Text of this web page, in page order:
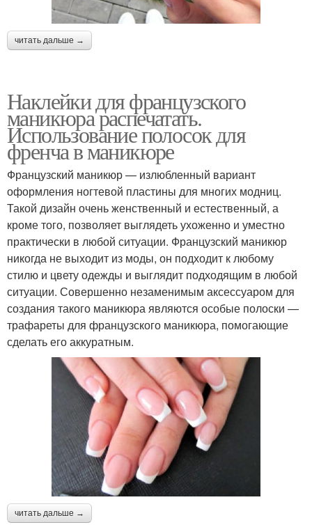
читать дальше →
Наклейки для французского
маникюра распечатать.
Использование полосок для
френча в маникюре
Французский маникюр — излюбленный вариант
оформления ногтевой пластины для многих модниц.
Такой дизайн очень женственный и естественный, а
кроме того, позволяет выглядеть ухоженно и уместно
практически в любой ситуации. Французский маникюр
никогда не выходит из моды, он подходит к любому
стилю и цвету одежды и выглядит подходящим в любой
ситуации. Совершенно незаменимым аксессуаром для
создания такого маникюра являются особые полоски —
трафареты для французского маникюра, помогающие
сделать его аккуратным.
читать дальше →